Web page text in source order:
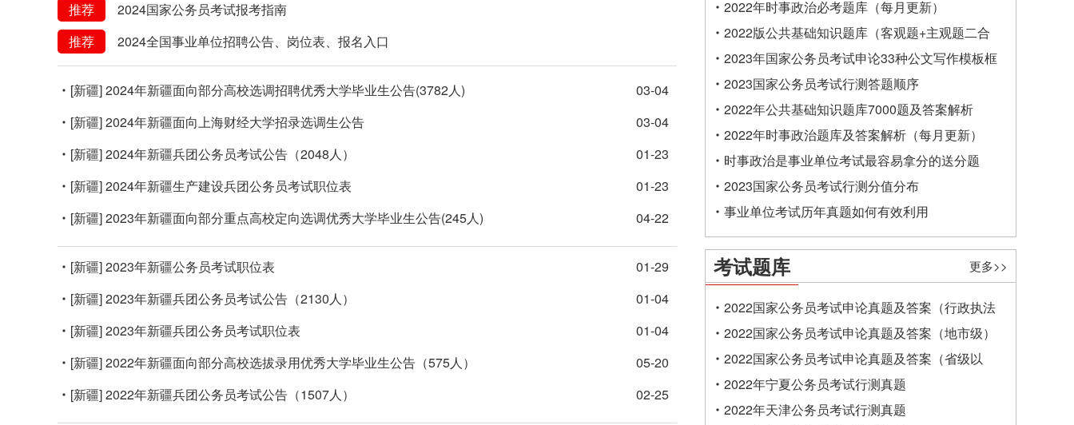
推荐
2024国家公务员考试报考指南
推荐
2024全国事业单位招聘公告、岗位表、报名入口
[新疆]2024年新疆面向部分高校选调招聘优秀大学毕业生公告(3782人)
03-04
[新疆]2024年新疆面向上海财经大学招录选调生公告
03-04
[新疆]2024年新疆兵团公务员考试公告（2048人）
01-23
[新疆]2024年新疆生产建设兵团公务员考试职位表
01-23
[新疆]2023年新疆面向部分重点高校定向选调优秀大学毕业生公告(245人) 04-22
[新疆]2023年新疆公务员考试职位表
01-29
[新疆]2023年新疆兵团公务员考试公告（2130人）
01-04
[新疆]2023年新疆兵团公务员考试职位表
01-04
[新疆]2022年新疆面向部分高校选拔录用优秀大学毕业生公告（575人）
05-20
[新疆]2022年新疆兵团公务员考试公告（1507人） 02-25
一次进入后可接续做题？
2022年时事政治必考题库（每月更新）
2022版公共基础知识题库（客观题+主观题二合
一）
2023年国家公务员考试申论33种公文写作模板框
架
2023国家公务员考试行测答题顺序
2022年公共基础知识题库7000题及答案解析
2022年时事政治题库及答案解析（每月更新）
时事政治是事业单位考试最容易拿分的送分题
2023国家公务员考试行测分值分布
事业单位考试历年真题如何有效利用
考试题库 更多>>
2022国家公务员考试申论真题及答案（行政执法
类）
2022国家公务员考试申论真题及答案（地市级）
2022国家公务员考试申论真题及答案（省级以
上）
2022年宁夏公务员考试行测真题
2022年天津公务员考试行测真题